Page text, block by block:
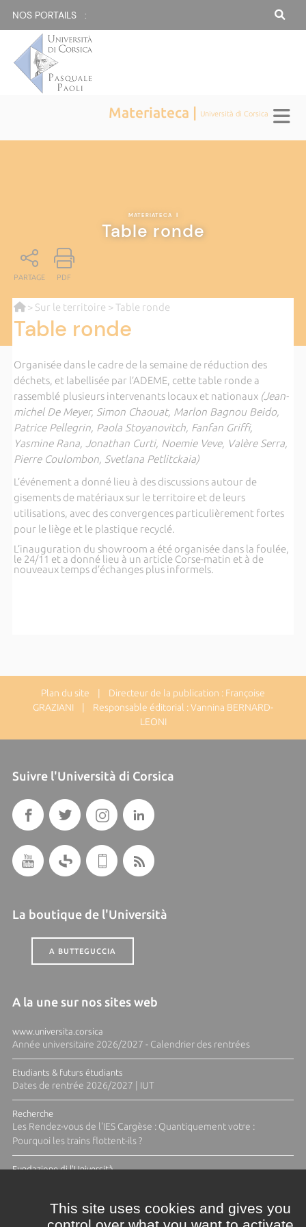
NOS PORTAILS :
Materiateca | Università di Corsica
MATERIATECA |
Table ronde
PARTAGE PDF
> Sur le territoire > Table ronde
Table ronde
Organisée dans le cadre de la semaine de réduction des
déchets, et labellisée par l’ADEME, cette table ronde a
rassemblé plusieurs intervenants locaux et nationaux (Jean-
michel De Meyer, Simon Chaouat, Marlon Bagnou Beido,
Patrice Pellegrin, Paola Stoyanovitch, Fanfan Griffi,
Yasmine Rana, Jonathan Curti, Noemie Veve, Valère Serra,
Pierre Coulombon, Svetlana Petlitckaia)
L’événement a donné lieu à des discussions autour de
gisements de matériaux sur le territoire et de leurs
utilisations, avec des convergences particulièrement fortes
pour le liège et le plastique recyclé.
L’inauguration du showroom a été organisée dans la foulée,
le 24/11 et a donné lieu à un article Corse-matin et à de
nouveaux temps d’échanges plus informels.
Plan du site | Directeur de la publication : Françoise
GRAZIANI | Responsable éditorial : Vannina BERNARD-
LEONI
Suivre l'Università di Corsica
La boutique de l'Università
A BUTTEGUCCIA
A la une sur nos sites web
www.universita.corsica
Année universitaire 2026/2027 - Calendrier des rentrées
Etudiants & futurs étudiants
Dates de rentrée 2026/2027 | IUT
Recherche
Les Rendez-vous de l'IES Cargèse : Quantiquement votre :
Pourquoi les trains flottent-ils ?
Fundazione di l'Università
This site uses cookies and gives you